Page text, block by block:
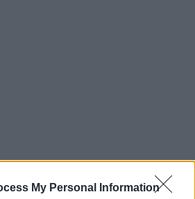
My Personal Information